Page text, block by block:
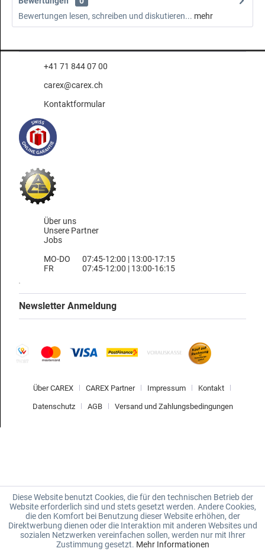
Bewertungen lesen, schreiben und diskutieren... mehr
+41 71 844 07 00
carex@carex.ch
Kontaktformular
Über uns
Unsere Partner
Jobs
MO-DO
FR
07:45-12:00 | 13:00-17:15
07:45-12:00 | 13:00-16:15
Newsletter Anmeldung
Über CAREX CAREX Partner Impressum Kontakt
Datenschutz AGB Versand und Zahlungsbedingungen
Diese Website benutzt Cookies, die für den technischen Betrieb der
Website erforderlich sind und stets gesetzt werden. Andere Cookies,
die den Komfort bei Benutzung dieser Website erhöhen, der
Direktwerbung dienen oder die Interaktion mit anderen Websites und
sozialen Netzwerken vereinfachen sollen, werden nur mit Ihrer
Zustimmung gesetzt. Mehr Informationen